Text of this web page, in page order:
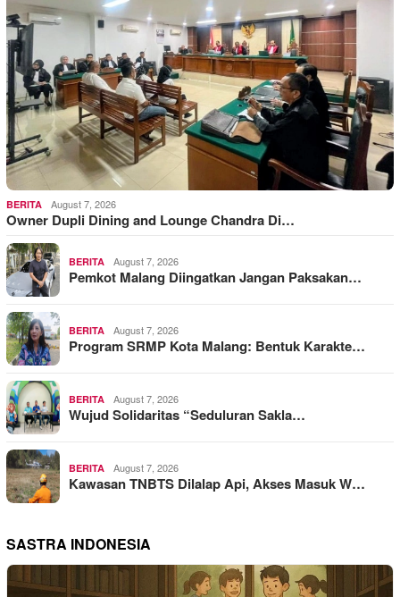
BERITA August 7, 2026
Owner Dupli Dining and Lounge Chandra Di…
BERITA August 7, 2026
Pemkot Malang Diingatkan Jangan Paksakan…
BERITA August 7, 2026
Program SRMP Kota Malang: Bentuk Karakte…
BERITA August 7, 2026
Wujud Solidaritas “Seduluran Sakla…
BERITA August 7, 2026
Kawasan TNBTS Dilalap Api, Akses Masuk W…
SASTRA INDONESIA